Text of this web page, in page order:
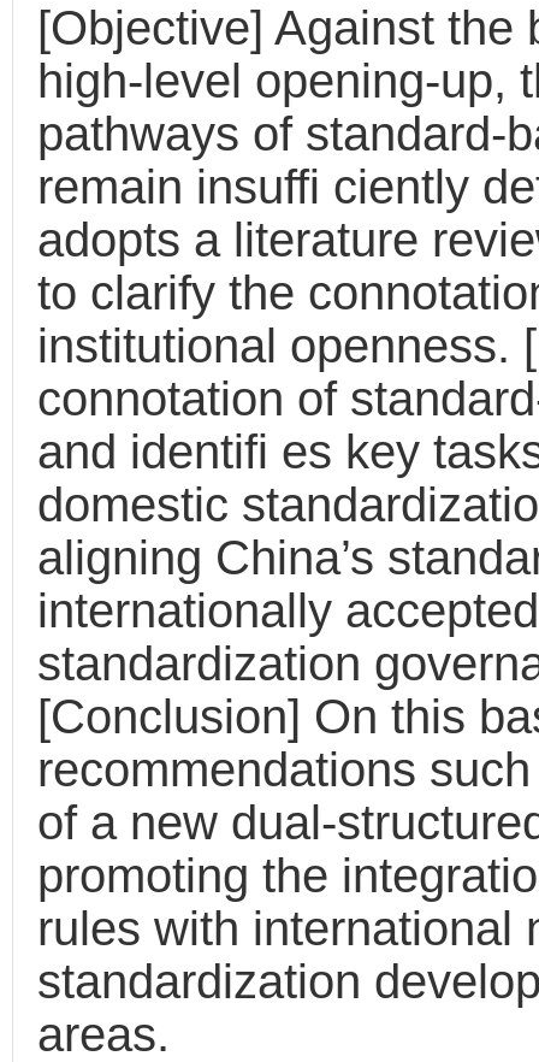
[Objective] Against the
high-level opening-up,
pathways of standard-
remain insuffi ciently
adopts a literature
to clarify the
institutional openness.
connotation of
and identifi es key
domestic
aligning China’s
internationally
standardization
[Conclusion] On this
recommendations
of a new dual-
promoting the
rules with international
standardization
areas.